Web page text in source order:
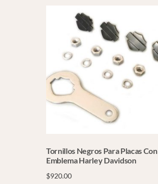
Tornillos Negros Para Placas Con
Emblema Harley Davidson
$920.00